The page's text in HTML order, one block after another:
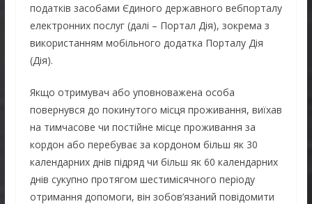
податків засобами Єдиного державного вебпорталу
електронних послуг (далі – Портал Дія), зокрема з
використанням мобільного додатка Порталу Дія
(Дія).
Якщо отримувач або уповноважена особа
повернувся до покинутого місця проживання, виїхав
на тимчасове чи постійне місце проживання за
кордон або перебуває за кордоном більш як 30
календарних днів підряд чи більш як 60 календарних
днів сукупно протягом шестимісячного періоду
отримання допомоги, він зобов’язаний повідомити